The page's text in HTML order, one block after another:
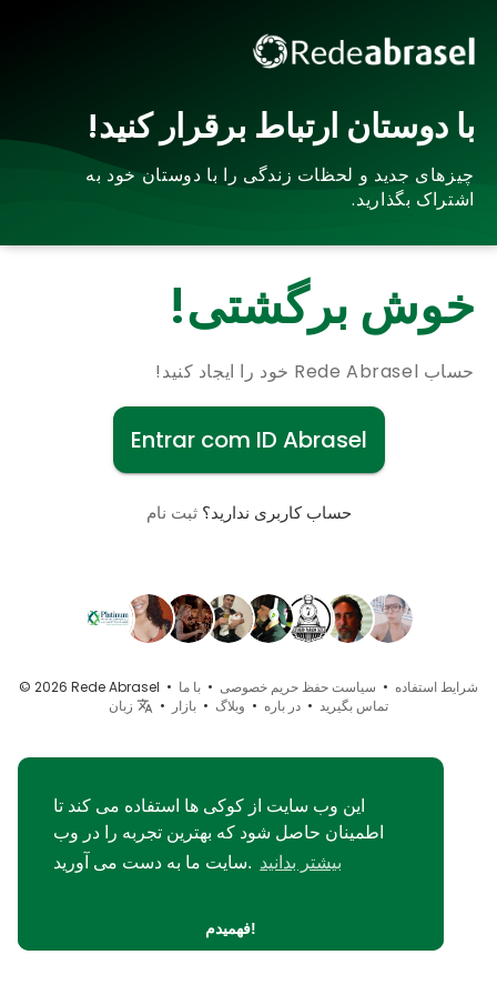
این وب سایت از کوکی ها استفاده می کند تا
اطمینان حاصل شود که بهترین تجربه را در وب
سایت ما به دست می آورید. بیشتر بدانید
فهمیدم!
با دوستان ارتباط برقرار کنید!
چیزهای جدید و لحظات زندگی را با دوستان خود به
اشتراک بگذارید.
خوش برگشتی!
حساب Rede Abrasel خود را ایجاد کنید!
Entrar com ID Abrasel
حساب کاربری ندارید؟ثبت نام
© 2026 Rede Abrasel • شرایط استفاده • سیاست حفظ حریم خصوصی • با ما
تماس بگیرید • در باره • وبلاگ • بازار • زبان